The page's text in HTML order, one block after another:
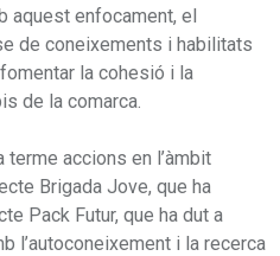
aquest enfocament, el
de coneixements i habilitats
la cohesió i la
de la comarca.
terme accions en l’àmbit
Brigada Jove, que ha
Pack Futur, que ha dut a
l’autoconeixement i la recerca